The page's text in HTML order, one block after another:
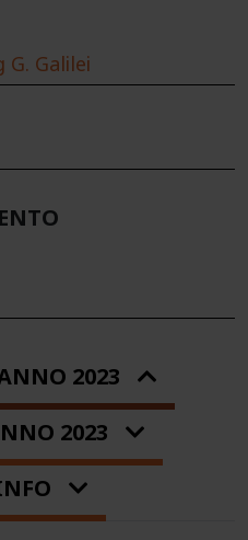
G. Galilei
2023
2023